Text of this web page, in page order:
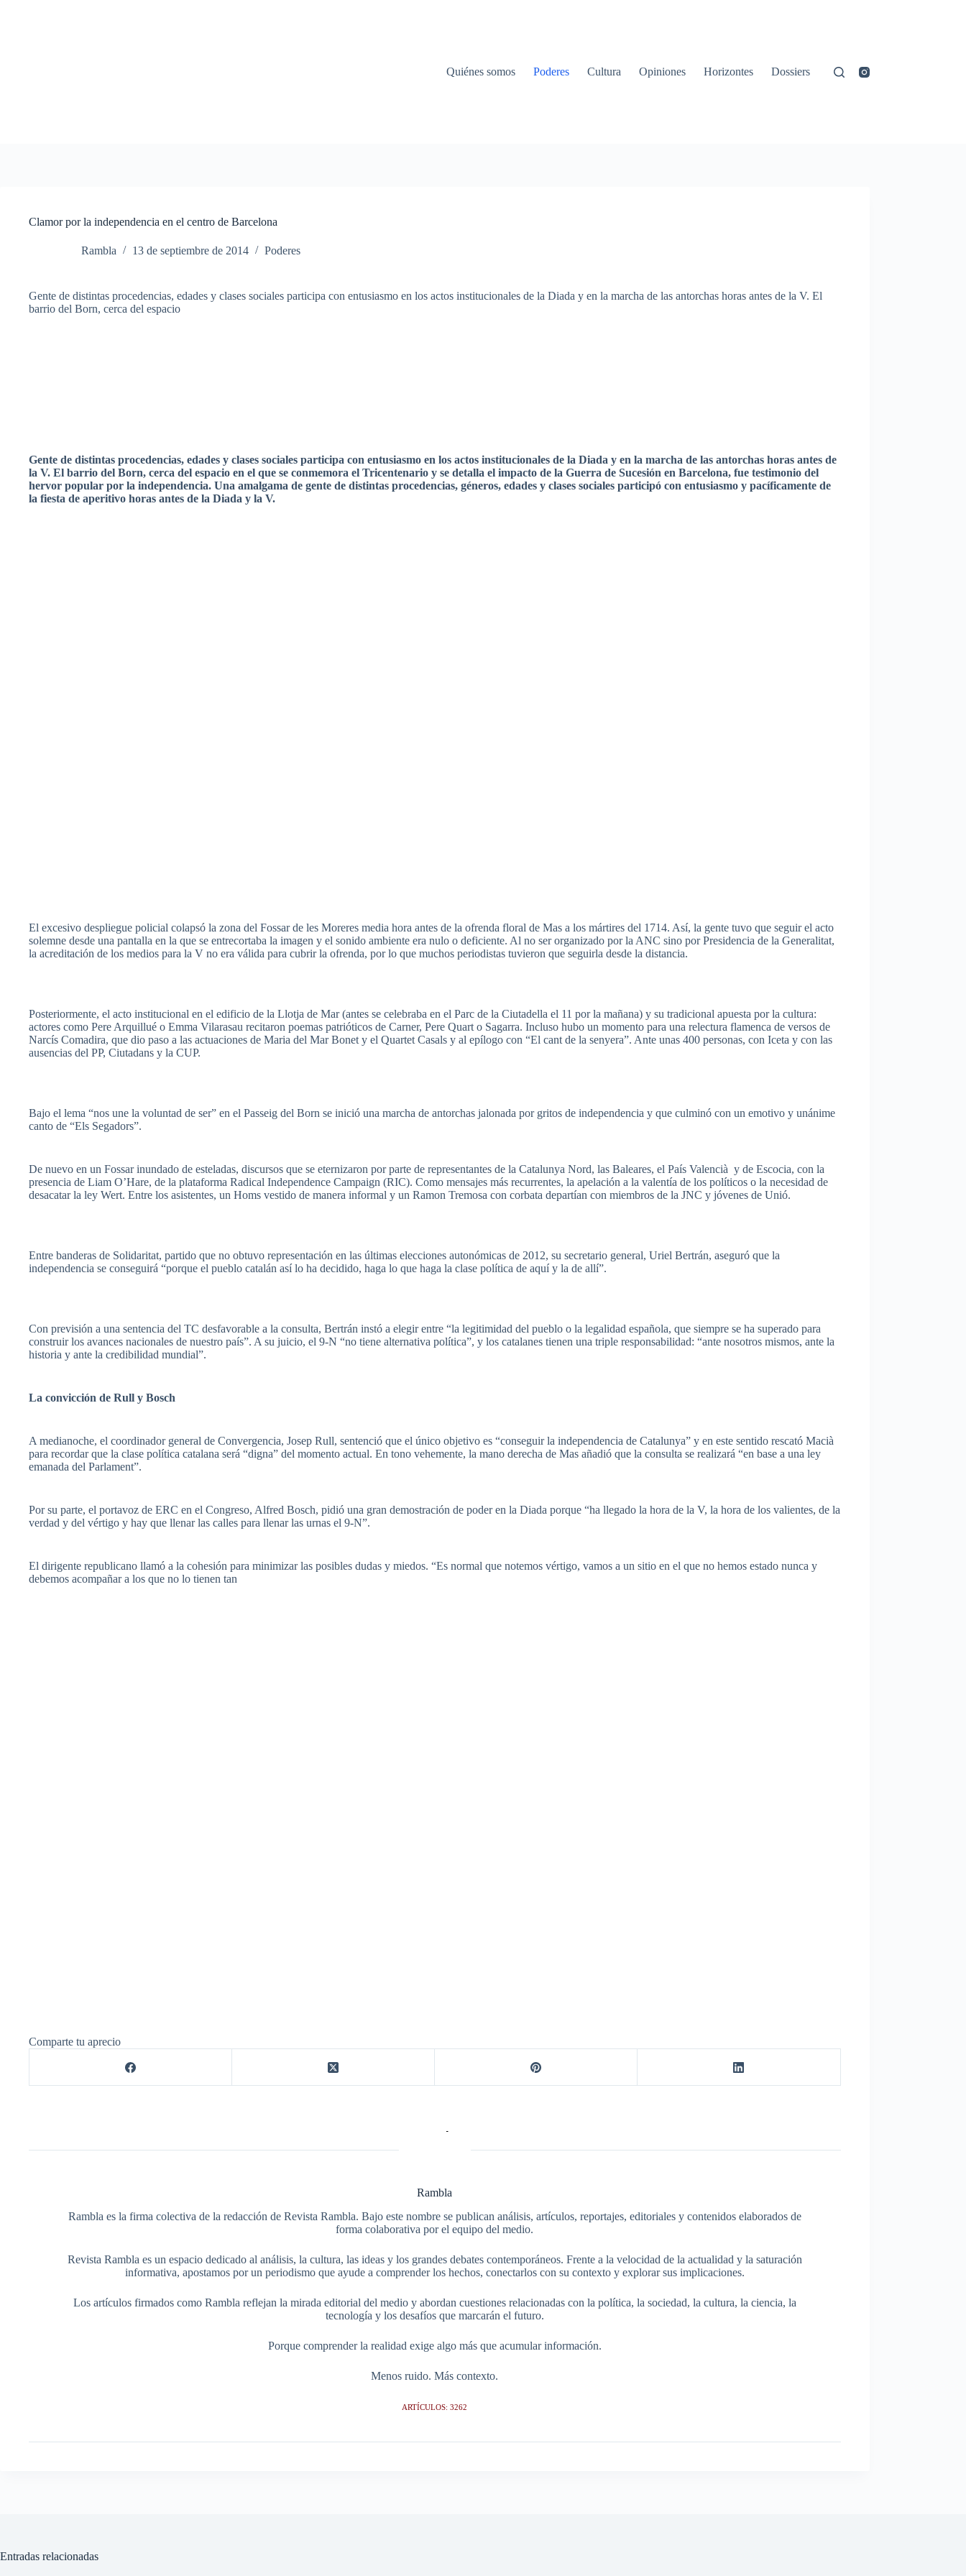
Quiénes somos Poderes Cultura Opiniones Horizontes Dossiers
Clamor por la independencia en el centro de Barcelona
Rambla 13 de septiembre de 2014 Poderes
Gente de distintas procedencias, edades y clases sociales participa con entusiasmo en los actos institucionales de la Diada y en la marcha de las antorchas horas antes de la V. El
barrio del Born, cerca del espacio
Gente de distintas procedencias, edades y clases sociales participa con entusiasmo en los actos institucionales de la Diada y en la marcha de las antorchas horas antes de
la V. El barrio del Born, cerca del espacio en el que se conmemora el Tricentenario y se detalla el impacto de la Guerra de Sucesión en Barcelona, fue testimonio del
hervor popular por la independencia. Una amalgama de gente de distintas procedencias, géneros, edades y clases sociales participó con entusiasmo y pacíficamente de
la fiesta de aperitivo horas antes de la Diada y la V.
El excesivo despliegue policial colapsó la zona del Fossarde les Moreres media hora antes de la ofrenda floral de Mas a los mártires del 1714. Así, la gente tuvo que seguirel acto
solemne desde una pantalla en la que se entrecortaba la imagen y el sonido ambiente era nulo o deficiente. Al no ser organizado porla ANC sino por Presidencia de la Generalitat,
la acreditación de los medios para la V no era válida para cubrirla ofrenda, porlo que muchos periodistas tuvieron que seguirla desde la distancia.
Posteriormente, el acto institucional en el edificio de la Llotja de Mar (antes se celebraba en el Parc de la Ciutadella el 11 porla mañana) y su tradicional apuesta porla cultura:
actores como Pere Arquillué o Emma Vilarasau recitaron poemas patrióticos de Carner, Pere Quart o Sagarra. Incluso hubo un momento para una relectura flamenca de versos de
Narcís Comadira, que dio paso a las actuaciones de Maria del MarBonet y el Quartet Casals y al epílogo con “El cant de la senyera”. Ante unas 400 personas, con Iceta y con las
ausencias del PP, Ciutadans y la CUP.
Bajo el lema “nos une la voluntad de ser” en el Passeig del Born se inició una marcha de antorchas jalonada por gritos de independencia y que culminó con un emotivo y unánime
canto de “Els Segadors”.
De nuevo en un Fossarinundado de esteladas, discursos que se eternizaron porparte de representantes de la Catalunya Nord, las Baleares, el País Valencià y de Escocia, con la
presencia de Liam O’Hare, de la plataforma Radical Independence Campaign (RIC). Como mensajes más recurrentes, la apelación a la valentía de los políticos o la necesidad de
desacatar la ley Wert. Entre los asistentes, un Homs vestido de manera informal y un Ramon Tremosa con corbata departían con miembros de la JNC y jóvenes de Unió.
Entre banderas de Solidaritat, partido que no obtuvo representación en las últimas elecciones autonómicas de 2012, su secretario general, Uriel Bertrán, aseguró que la
independencia se conseguirá “porque el pueblo catalán así lo ha decidido, haga lo que haga la clase política de aquí y la de allí”.
Con previsión a una sentencia del TC desfavorable a la consulta, Bertrán instó a elegir entre “la legitimidad del pueblo o la legalidad española, que siempre se ha superado para
construir los avances nacionales de nuestro país”. A su juicio, el 9-N “no tiene alternativa política”, y los catalanes tienen una triple responsabilidad: “ante nosotros mismos, ante la
historia y ante la credibilidad mundial”.
La convicción de Rull y Bosch
A medianoche, el coordinador general de Convergencia, Josep Rull, sentenció que el único objetivo es “conseguir la independencia de Catalunya” y en este sentido rescató Macià
para recordar que la clase política catalana será “digna” del momento actual. En tono vehemente, la mano derecha de Mas añadió que la consulta se realizará “en base a una ley
emanada del Parlament”.
Por su parte, el portavoz de ERC en el Congreso, Alfred Bosch, pidió una gran demostración de poder en la Diada porque “ha llegado la hora de la V, la hora de los valientes, de la
verdad y del vértigo y hay que llenar las calles para llenar las urnas el 9-N”.
El dirigente republicano llamó a la cohesión para minimizar las posibles dudas y miedos. “Es normal que notemos vértigo, vamos a un sitio en el que no hemos estado nunca y
debemos acompañar a los que no lo tienen tan
Comparte tu aprecio
Rambla
Rambla es la firma colectiva de la redacción de Revista Rambla. Bajo este nombre se publican análisis, artículos, reportajes, editoriales y contenidos elaborados de
forma colaborativa por el equipo del medio.
Revista Rambla es un espacio dedicado al análisis, la cultura, las ideas y los grandes debates contemporáneos. Frente a la velocidad de la actualidad y la saturación
informativa, apostamos por un periodismo que ayude a comprender los hechos, conectarlos con su contexto y explorar sus implicaciones.
Los artículos firmados como Rambla reflejan la mirada editorial del medio y abordan cuestiones relacionadas con la política, la sociedad, la cultura, la ciencia, la
tecnología y los desafíos que marcarán el futuro.
Porque comprender la realidad exige algo más que acumular información.
Menos ruido. Más contexto.
ARTÍCULOS: 3262
Entradas relacionadas